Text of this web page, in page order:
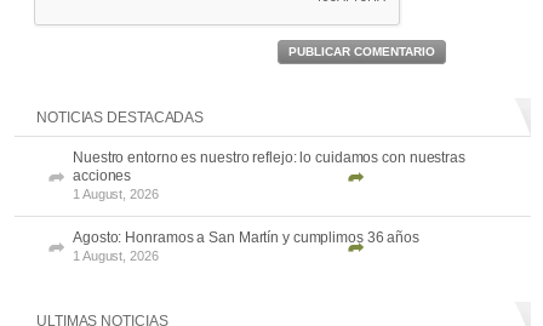
PUBLICAR COMENTARIO
NOTICIAS DESTACADAS
Nuestro entorno es nuestro reflejo: lo cuidamos con nuestras
acciones
1 August, 2026
Agosto: Honramos a San Martín y cumplimos 36 años
1 August, 2026
ULTIMAS NOTICIAS